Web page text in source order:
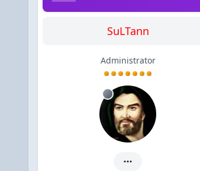
SuLTann
Administrator